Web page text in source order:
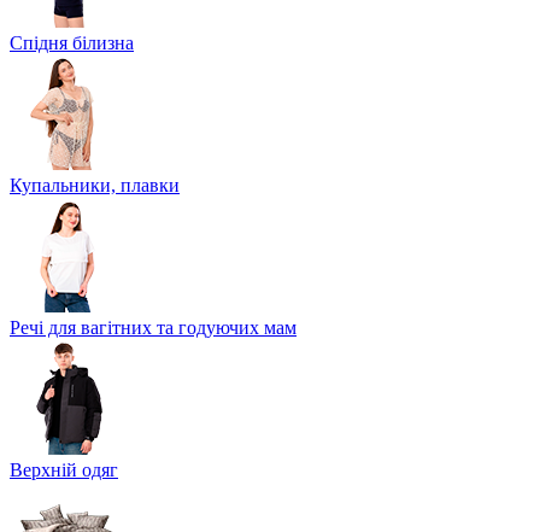
Спідня білизна
Купальники, плавки
Речі для вагітних та годуючих мам
Верхній одяг